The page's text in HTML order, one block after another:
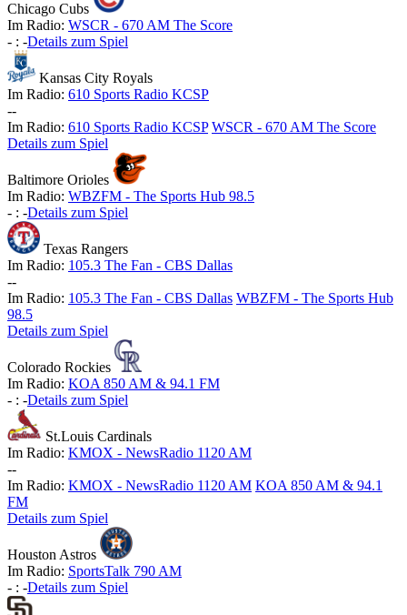
Chicago Cubs
Im Radio: WSCR - 670 AM The Score
- : -Details zum Spiel
Kansas City Royals
Im Radio: 610 Sports Radio KCSP
--
Im Radio: 610 Sports Radio KCSP WSCR - 670 AM The Score
Details zum Spiel
Baltimore Orioles
Im Radio: WBZFM - The Sports Hub 98.5
- : -Details zum Spiel
Texas Rangers
Im Radio: 105.3 The Fan - CBS Dallas
--
Im Radio: 105.3 The Fan - CBS Dallas WBZFM - The Sports Hub
98.5
Details zum Spiel
Colorado Rockies
Im Radio: KOA 850 AM & 94.1 FM
- : -Details zum Spiel
St.Louis Cardinals
Im Radio: KMOX - NewsRadio 1120 AM
--
Im Radio: KMOX - NewsRadio 1120 AM KOA 850 AM & 94.1
FM
Details zum Spiel
Houston Astros
Im Radio: SportsTalk 790 AM
- : -Details zum Spiel